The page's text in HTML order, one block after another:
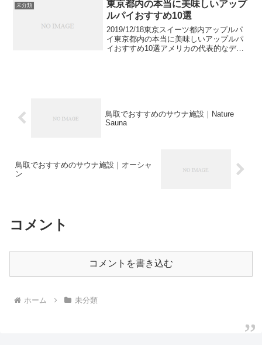
ステラは数多...
未分類
東京都内の本当に美味しいアップ
ルパイおすすめ10選
2019/12/18東京スイーツ都内アップルパ
イ東京都内の本当に美味しいアップルパ
イおすすめ10選アメリカの代表的なデザ
鳥取でおすすめのサウナ施設｜Nature
Sauna
鳥取でおすすめのサウナ施設｜オーシャ
ン
コメント
コメントを書き込む
ホーム 未分類